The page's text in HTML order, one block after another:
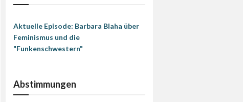
Aktuelle Episode: Barbara Blaha über
Feminismus und die
"Funkenschwestern"
Abstimmungen